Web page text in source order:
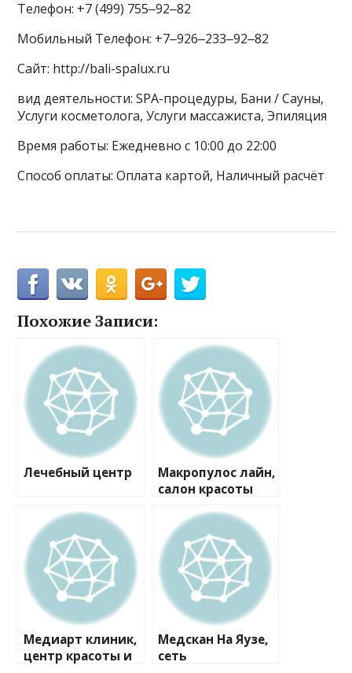
Телефон: +7 (499) 755‒92‒82
Мобильный Телефон: +7‒926‒233‒92‒82
Сайт: http://bali-spalux.ru
вид деятельности: SPA-процедуры, Бани / Сауны,
Услуги косметолога, Услуги массажиста, Эпиляция
Время работы: Ежедневно с 10:00 до 22:00
Способ оплаты: Оплата картой, Наличный расчёт
Похожие Записи:
Лечебный центр
Макропулос лайн,
салон красоты
Медиарт клиник,
центр красоты и
Медскан На Яузе,
сеть